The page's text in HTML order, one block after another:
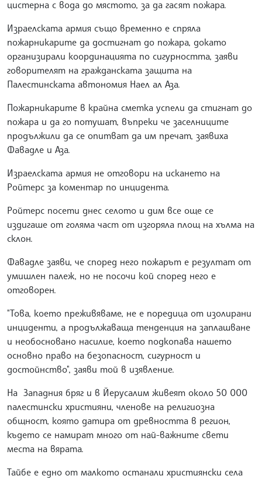
цистерна с вода до мястото, за да гасят пожара.
Израелската армия също временно е спряла
пожарникарите да достигнат до пожара, докато
организирали координацията по сигурността, заяви
говорителят на гражданската защита на
Палестинската автономия Наел ал Аза.
Пожарникарите в крайна сметка успели да стигнат до
пожара и да го потушат, въпреки че заселниците
продължили да се опитват да им пречат, заявиха
Фавадле и Аза.
Израелската армия не отговори на искането на
Ройтерс за коментар по инцидента.
Ройтерс посети днес селото и дим все още се
издигаше от голяма част от изгоряла площ на хълма на
склон.
Фавадле заяви, че според него пожарът е резултат от
умишлен палеж, но не посочи кой според него е
отговорен.
"Това, което преживяваме, не е поредица от изолирани
инциденти, а продължаваща тенденция на заплашване
и необосновано насилие, което подкопава нашето
основно право на безопасност, сигурност и
достойнство", заяви той в изявление.
На Западния бряг и в Йерусалим живеят около 50 000
палестински християни, членове на религиозна
общност, която датира от древността в регион,
където се намират много от най-важните свети
места на вярата.
Тайбе е едно от малкото останали християнски села